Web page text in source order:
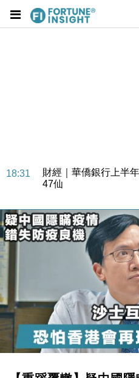
18:31
財經｜華僑銀行上半
47仙
及消費表現
16:47
本地｜假冒內地執法
損失近6900萬元
財經｜日經失守6.5萬
財經｜恒隆10月換帥
粦接任
15:11
財經｜韓股反覆波動
13:44
財經｜內地7月美元